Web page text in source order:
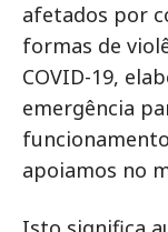
afetados por
formas de
COVID-19,
emergência
apoiamos no